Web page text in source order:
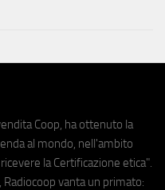
Coop, ha ottenuto la
al mondo, nell'ambito
la Certificazione etica".
vanta un primato: